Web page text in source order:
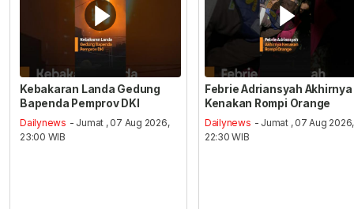
Kebakaran Landa Gedung
Bapenda Pemprov DKI
Dailynews - Jumat , 07 Aug 2026,
23:00 WIB
Febrie Adriansyah Akhirnya
Kenakan Rompi Orange
Dailynews - Jumat , 07 Aug 2026,
22:30 WIB